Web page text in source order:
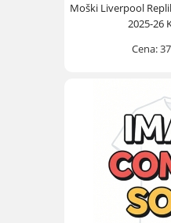
Moški Liverpool
2025-26
Cena: